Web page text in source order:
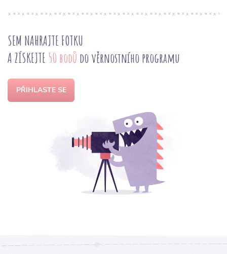
SEM NAHRAJTE FOTKU
A ZÍSKEJTE 50 bodů do věrnostního programu
PŘIHLASTE SE